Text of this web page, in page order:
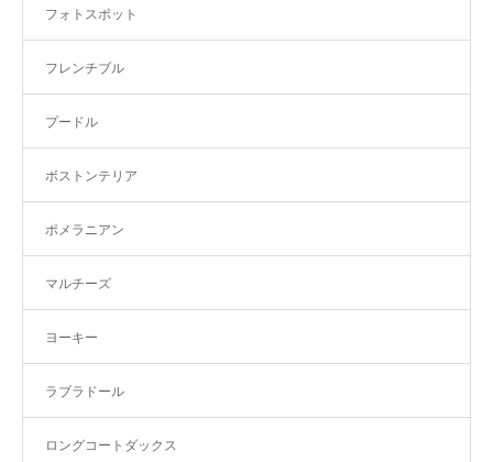
フォトスポット
フレンチブル
プードル
ボストンテリア
ポメラニアン
マルチーズ
ヨーキー
ラブラドール
ロングコートダックス